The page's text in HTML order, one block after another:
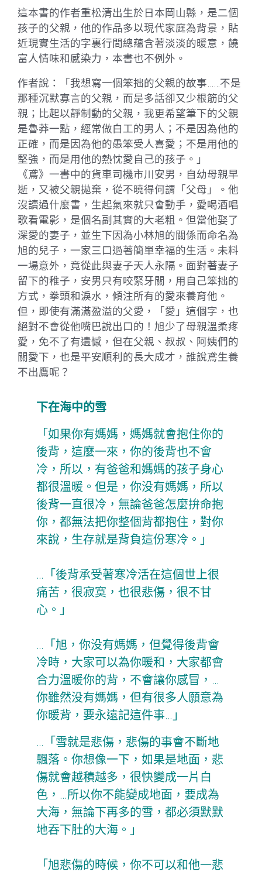
這本書的作者重松清出生於日本岡山縣，是二個
孩子的父親，他的作品多以現代家庭為背景，貼
近現實生活的字裏行間總蘊含著淡淡的暖意，饒
富人情味和感染力，本書也不例外。
作者說：「我想寫一個笨拙的父親的故事……不是
那種沉默寡言的父親，而是多話卻又少根筋的父
親；比起以靜制動的父親，我更希望筆下的父親
是魯莽一點，經常做白工的男人；不是因為他的
正確，而是因為他的愚笨受人喜愛；不是用他的
堅強，而是用他的熱忱愛自己的孩子。」
《鳶》一書中的貨車司機市川安男，自幼母親早
逝，又被父親拋棄，從不曉得何謂「父母」。他
沒讀過什麼書，生起氣來就只會動手，愛喝酒唱
歌看電影，是個名副其實的大老粗。但當他娶了
深愛的妻子，並生下因為小林旭的關係而命名為
旭的兒子，一家三口過著簡單幸福的生活。未料
一場意外，竟從此與妻子天人永隔。面對著妻子
留下的稚子，安男只有咬緊牙關，用自己笨拙的
方式，拳頭和淚水，傾注所有的愛來養育他。
但，即使有滿滿盈溢的父愛，「愛」這個字，也
絕對不會從他嘴巴說出口的！旭少了母親溫柔疼
愛，免不了有遺憾，但在父親、叔叔、阿姨們的
關愛下，也是平安順利的長大成才，誰說鳶生養
不出鷹呢？
下在海中的雪
「如果你有媽媽，媽媽就會抱住你的
後背，這麼一來，你的後背也不會
冷，所以，有爸爸和媽媽的孩子身心
都很溫暖。但是，你没有媽媽，所以
後背一直很冷，無論爸爸怎麼拚命抱
你，都無法把你整個背都抱住，對你
來說，生存就是背負這份寒冷。」
…「後背承受著寒冷活在這個世上很
痛苦，很寂寞，也很悲傷，很不甘
心。」
…「旭，你没有媽媽，但覺得後背會
冷時，大家可以為你暖和，大家都會
合力溫暖你的背，不會讓你感冒，…
你雖然没有媽媽，但有很多人願意為
你暖背，要永遠記這件事…」
…「雪就是悲傷，悲傷的事會不斷地
飄落。你想像一下，如果是地面，悲
傷就會越積越多，很快變成一片白
色，…所以你不能變成地面，要成為
大海，無論下再多的雪，都必須默默
地吞下肚的大海。」
「旭悲傷的時候，你不可以和他一悲